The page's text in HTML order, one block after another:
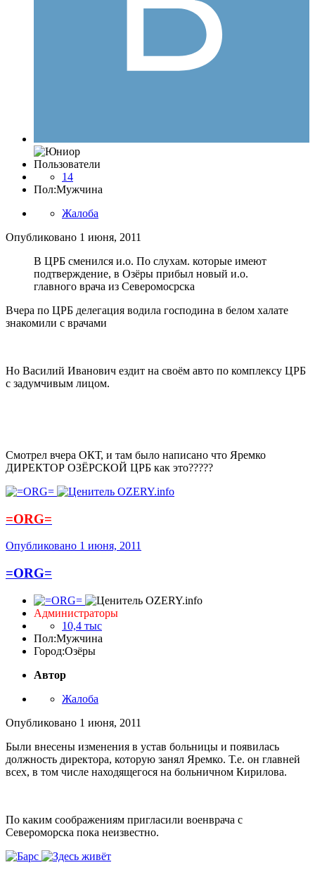
Пользователи
14
Пол:Мужчина
Жалоба
Опубликовано 1 июня, 2011
В ЦРБ сменился и.о. По слухам. которые имеют
подтверждение, в Озёры прибыл новый и.о.
главного врача из Северомосрска
Вчера по ЦРБ делегация водила господина в белом халате
знакомили с врачами
Но Василий Иванович ездит на своём авто по комплексу ЦРБ
с задумчивым лицом.
Смотрел вчера ОКТ, и там было написано что Яремко
ДИРЕКТОР ОЗЁРСКОЙ ЦРБ как это?????
=ORG=
Опубликовано 1 июня, 2011
=ORG=
Администраторы
10,4 тыс
Пол:Мужчина
Город:Озёры
Автор
Жалоба
Опубликовано 1 июня, 2011
Были внесены изменения в устав больницы и появилась
должность директора, которую занял Яремко. Т.е. он главней
всех, в том числе находящегося на больничном Кирилова.
По каким соображениям пригласили военврача с
Североморска пока неизвестно.